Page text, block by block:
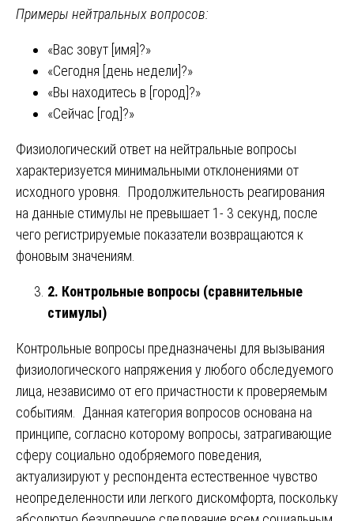
Примеры нейтральных вопросов:
«Вас зовут [имя]?»
«Сегодня [день недели]?»
«Вы находитесь в [город]?»
«Сейчас [год]?»
Физиологический ответ на нейтральные вопросы
характеризуется минимальными отклонениями от
исходного уровня. Продолжительность реагирования
на данные стимулы не превышает 1- 3 секунд, после
чего регистрируемые показатели возвращаются к
фоновым значениям.
2. Контрольные вопросы (сравнительные
стимулы)
Контрольные вопросы предназначены для вызывания
физиологического напряжения у любого обследуемого
лица, независимо от его причастности к проверяемым
событиям. Данная категория вопросов основана на
принципе, согласно которому вопросы, затрагивающие
сферу социально одобряемого поведения,
актуализируют у респондента естественное чувство
неопределенности или легкого дискомфорта, поскольку